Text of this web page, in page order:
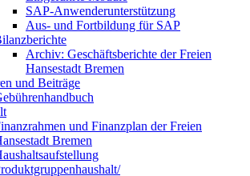
SAP-Anwenderunterstützung
Aus- und Fortbildung für SAP
Archiv: Geschäftsberichte der Freien
Hansestadt Bremen
und Beiträge
und Finanzplan der Freien
Bremen